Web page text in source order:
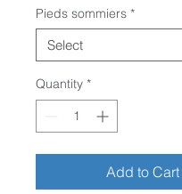
Pieds sommiers *
Quantity *
Add to Cart